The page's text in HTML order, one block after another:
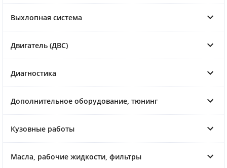
Выхлопная система
Двигатель (ДВС)
Диагностика
Дополнительное оборудование, тюнинг
Кузовные работы
Масла, рабочие жидкости, фильтры